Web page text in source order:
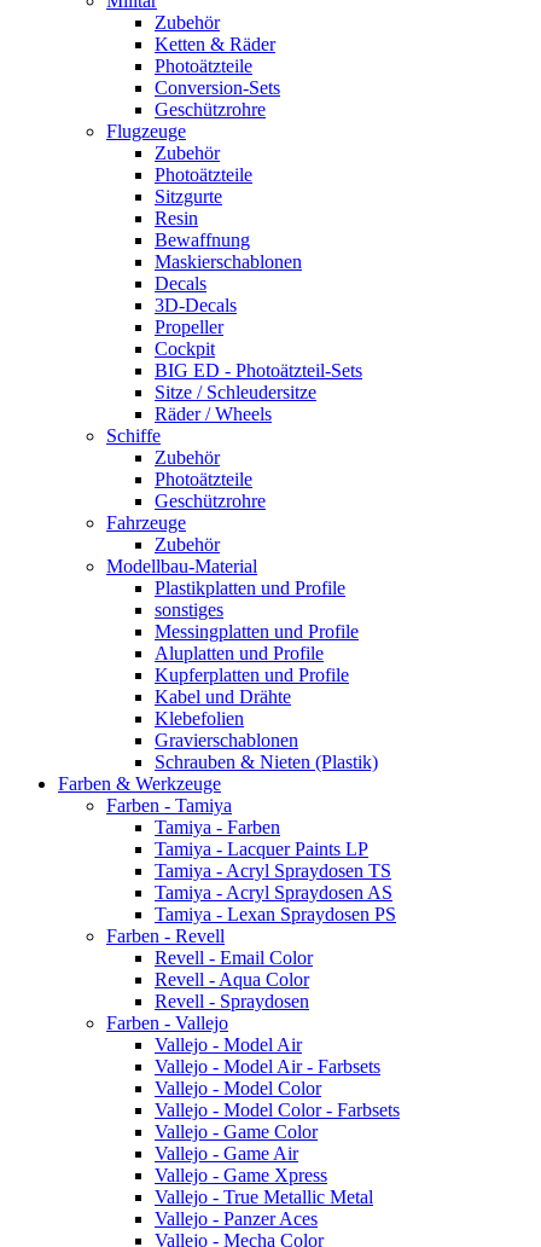
Zubehör
Ketten & Räder
Photoätzteile
Conversion-Sets
Geschützrohre
Flugzeuge
Zubehör
Photoätzteile
Sitzgurte
Resin
Bewaffnung
Maskierschablonen
Decals
3D-Decals
Propeller
Cockpit
BIG ED - Photoätzteil-Sets
Sitze / Schleudersitze
Räder / Wheels
Schiffe
Zubehör
Photoätzteile
Geschützrohre
Fahrzeuge
Zubehör
Modellbau-Material
Plastikplatten und Profile
sonstiges
Messingplatten und Profile
Aluplatten und Profile
Kupferplatten und Profile
Kabel und Drähte
Klebefolien
Gravierschablonen
Schrauben & Nieten (Plastik)
Farben & Werkzeuge
Farben - Tamiya
Tamiya - Farben
Tamiya - Lacquer Paints LP
Tamiya - Acryl Spraydosen TS
Tamiya - Acryl Spraydosen AS
Tamiya - Lexan Spraydosen PS
Farben - Revell
Revell - Email Color
Revell - Aqua Color
Revell - Spraydosen
Farben - Vallejo
Vallejo - Model Air
Vallejo - Model Air - Farbsets
Vallejo - Model Color
Vallejo - Model Color - Farbsets
Vallejo - Game Color
Vallejo - Game Air
Vallejo - Game Xpress
Vallejo - True Metallic Metal
Vallejo - Panzer Aces
Vallejo - Mecha Color